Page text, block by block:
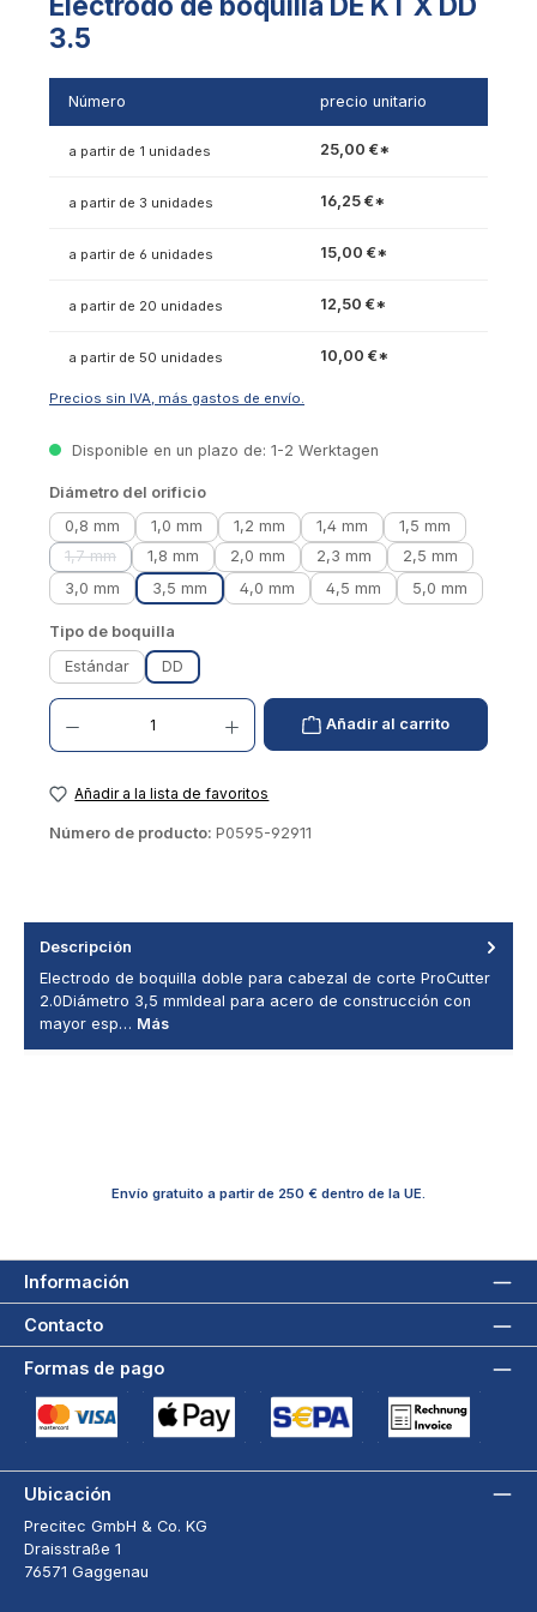
3.5
Número precio unitario
a partir de 1 unidades 25,00 €*
a partir de 3 unidades 16,25 €*
a partir de 6 unidades 15,00 €*
a partir de 20 unidades 12,50 €*
a partir de 50 unidades 10,00 €*
Precios sin IVA, más gastos de envío.
Disponible en un plazo de: 1-2 Werktagen
Seleccionar
Diámetro del orificio
0,8 mm
1,0 mm 1,2 mm 1,4 mm
1,5 mm
1,7 mm
(Esta opción no está disponible actualmente.)
1,8 mm 2,0 mm 2,3 mm
2,5 mm
3,0 mm
3,5 mm 4,0 mm 4,5 mm 5,0 mm
Seleccionar
Tipo de boquilla
Estándar
DD
Cantidad de productos: introduzca el valor deseado o utilice los botones para
Añadir al carrito
Añadir a la lista de favoritos
Número de producto: P0595-92911
Descripción
Electrodo de boquilla doble para cabezal de corte ProCutter
2.0Diámetro 3,5 mmIdeal para acero de construcción con
mayor esp… Más
Envío gratuito a partir de 250 € dentro de la UE.
Información
Contacto
Formas de pago
Ubicación
Precitec GmbH & Co. KG
Draisstraße 1
76571 Gaggenau